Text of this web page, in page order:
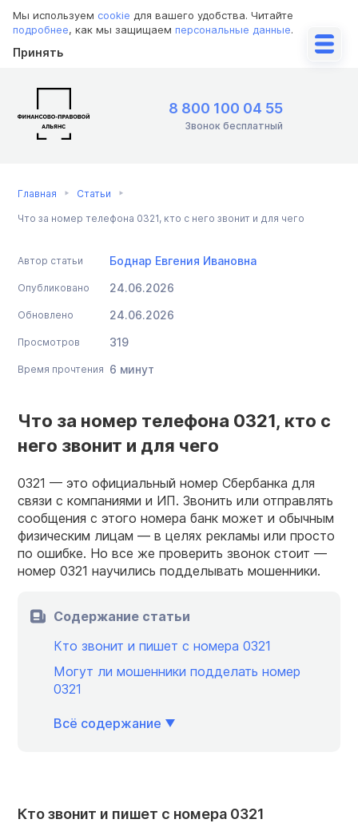
Мы используем cookie для вашего удобства. Читайте
подробнее, как мы защищаем персональные данные.
Принять
8 800 100 04 55
Звонок бесплатный
Главная Статьи
Что за номер телефона 0321, кто с него звонит и для чего
Автор статьи Боднар Евгения Ивановна
Опубликовано 24.06.2026
Обновлено 24.06.2026
Просмотров 319
Время прочтения 6 минут
Что за номер телефона 0321, кто с
него звонит и для чего
0321 — это официальный номер Сбербанка для
связи с компаниями и ИП. Звонить или отправлять
сообщения с этого номера банк может и обычным
физическим лицам — в целях рекламы или просто
по ошибке. Но все же проверить звонок стоит —
номер 0321 научились подделывать мошенники.
Содержание статьи
Кто звонит и пишет с номера 0321
Могут ли мошенники подделать номер
0321
Всё содержание
Кто звонит и пишет с номера 0321